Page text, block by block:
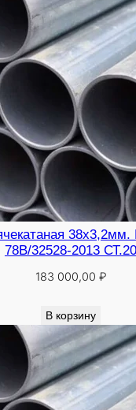
78В/32528-2013 СТ.20
183 000,00 ₽
В корзину